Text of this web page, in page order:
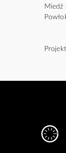
Miedź